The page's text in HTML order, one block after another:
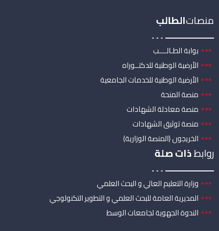
منصاتالطالب
بوابة الطـالــــب
الأرضية الوطنية للدكتــوراه
الأرضية الوطنية للخدمات الجامعية
منصة المنحة
منصة معادلة الشهادات
منصة توثيق الشهادات
الخريجون (المنصة الوزارية)
روابطذات صلة
وزارة التعليم العالي و البحث العلمي
المديرية العامة للبحث العلمي و التطوير التكنولوجي
الندوة الجهوية لجامعات الوسط